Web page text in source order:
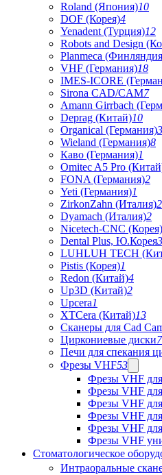
Roland (Япония)10
DOF (Корея)4
Yenadent (Турция)12
Robots and Design
Planmeca
VHF (Германия)18
IMES-ICORE
Sirona CAD/CAM7
Amann Girrbach
Deprag (Китай)10
Organical (Германия)3
Wieland (Германия)8
Каво (Германия)1
Omitec A5 Pro
FONA (Германия)2
Yeti (Германия)1
ZirkonZahn (Италия)2
Dyamach (Италия)2
Nicetech-CNC (Корея)
Dental Plus, Ю.Корея3
LUHLUH TECH
Pistis (Корея)1
Redon (Китай)4
Up3D (Китай)2
Upcera1
XTCera (Китай)13
Сканеры для Cad
Циркониевые диски
Печи для спекания
Фрезы VHF53
Фрезы VHF
Фрезы VHF
Фрезы VHF
Фрезы VHF для
Фрезы VHF для
Фрезы VHF
Стоматологическое
Интраоральные